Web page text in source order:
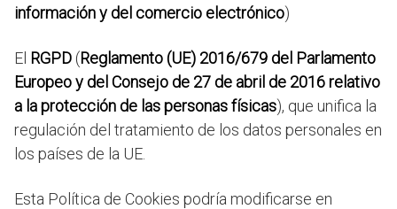
información y del comercio electrónico)
El RGPD(Reglamento (UE) 2016/679 del Parlamento
Europeo y del Consejo de 27 de abril de 2016 relativo
a la protección de las personas físicas), que unifica la
regulación del tratamiento de los datos personales en
los países de la UE.
Esta Política de Cookies podría modificarse en